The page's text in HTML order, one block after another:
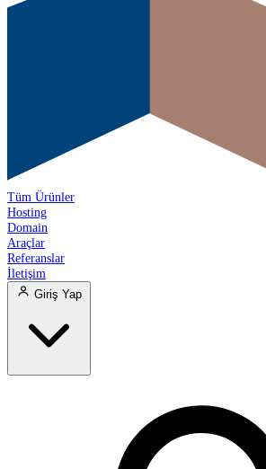
Tüm Ürünler
Hosting
Domain
Araçlar
Referanslar
İletişim
Giriş Yap